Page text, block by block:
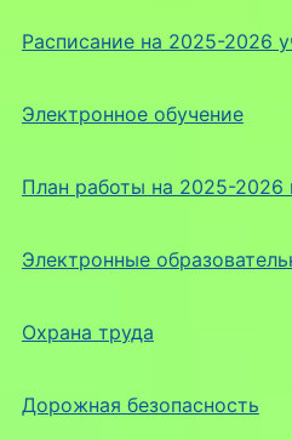
Расписание на 2025-2026
Электронное обучение
План работы на 2025-2026
Электронные
Охрана труда
Дорожная безопасность